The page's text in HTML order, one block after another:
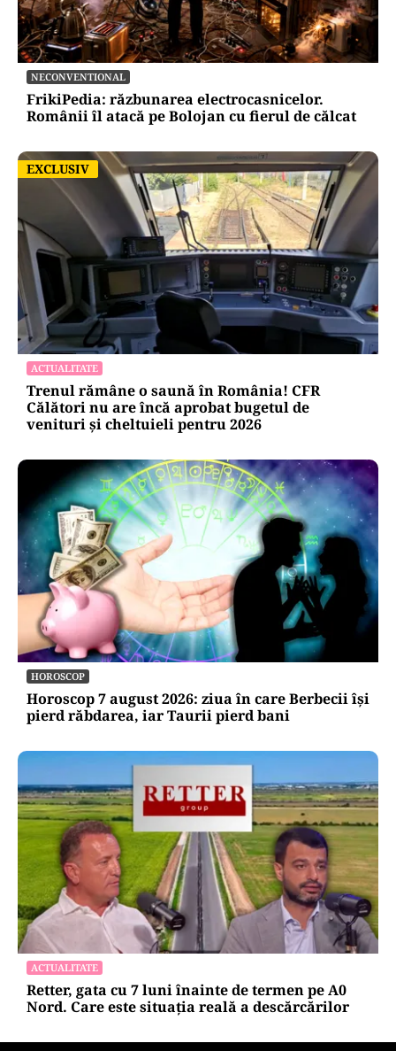
NECONVENTIONAL
FrikiPedia: răzbunarea electrocasnicelor.
Românii îl atacă pe Bolojan cu fierul de călcat
EXCLUSIV
EXCLUSIV
ACTUALITATE
Trenul rămâne o saună în România! CFR
Călători nu are încă aprobat bugetul de
venituri și cheltuieli pentru 2026
HOROSCOP
Horoscop 7 august 2026: ziua în care Berbecii își
pierd răbdarea, iar Taurii pierd bani
ACTUALITATE
Retter, gata cu 7 luni înainte de termen pe A0
Nord. Care este situația reală a descărcărilor